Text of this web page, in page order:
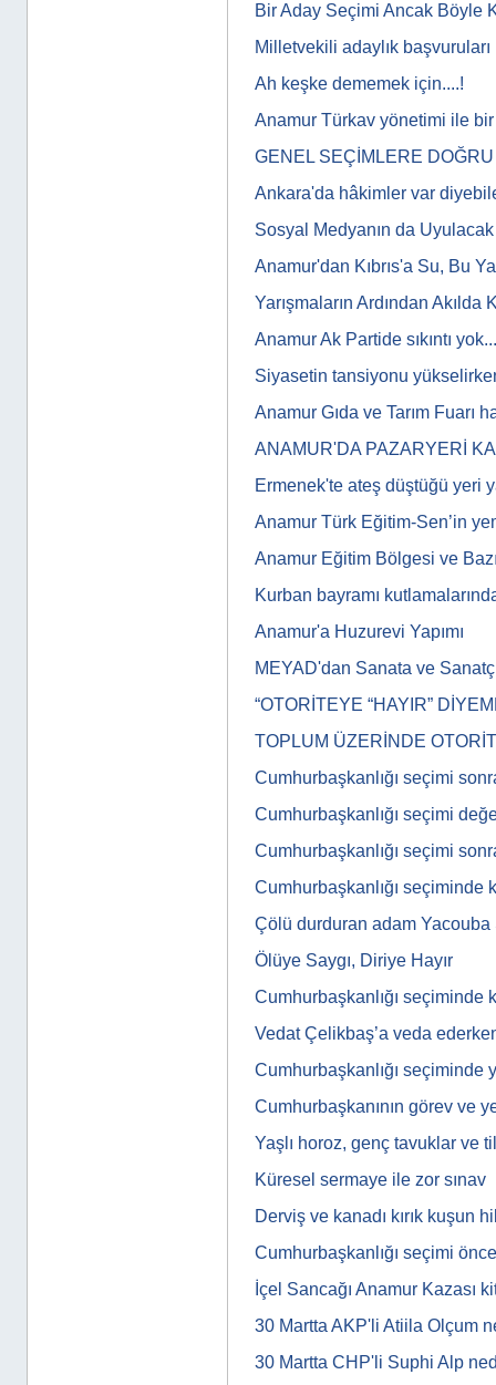
Bir Aday Seçimi Ancak Böyle
Milletvekili adaylık başvuruları
Ah keşke dememek için....!
Anamur Türkav yönetimi ile
GENEL SEÇİMLERE DOĞRU
Ankara'da hâkimler var
Sosyal Medyanın da
Anamur'dan Kıbrıs'a Su, Bu
Yarışmaların Ardından Akılda
Anamur Ak Partide sıkıntı
Siyasetin tansiyonu
Anamur Gıda ve Tarım Fuarı
ANAMUR'DA PAZARYERİ
Ermenek'te ateş düştüğü yeri
Anamur Türk Eğitim-Sen’in
Anamur Eğitim Bölgesi ve
Kurban bayramı
Anamur'a Huzurevi Yapımı
MEYAD'dan Sanata ve
“OTORİTEYE “HAYIR”
TOPLUM ÜZERİNDE
Cumhurbaşkanlığı seçimi
Cumhurbaşkanlığı seçimi
Cumhurbaşkanlığı seçimi
Cumhurbaşkanlığı seçiminde
Çölü durduran adam
Ölüye Saygı, Diriye Hayır
Cumhurbaşkanlığı seçiminde
Vedat Çelikbaş’a veda
Cumhurbaşkanlığı seçiminde
Cumhurbaşkanının görev ve
Yaşlı horoz, genç tavuklar ve
Küresel sermaye ile zor sınav
Derviş ve kanadı kırık kuşun
Cumhurbaşkanlığı seçimi
İçel Sancağı Anamur Kazası
30 Martta AKP'li Atiila Olçum
30 Martta CHP'li Suphi Alp